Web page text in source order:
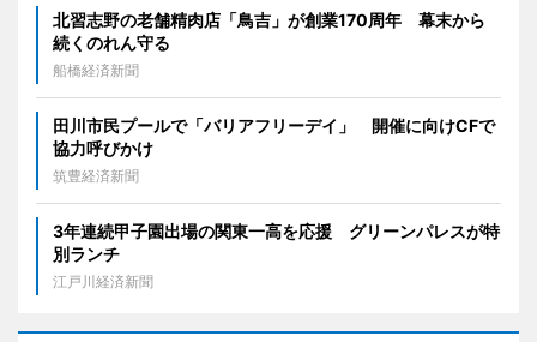
北習志野の老舗精肉店「鳥吉」が創業170周年 幕末から
続くのれん守る
船橋経済新聞
田川市民プールで「バリアフリーデイ」 開催に向けCFで
協力呼びかけ
筑豊経済新聞
3年連続甲子園出場の関東一高を応援 グリーンパレスが特
別ランチ
江戸川経済新聞